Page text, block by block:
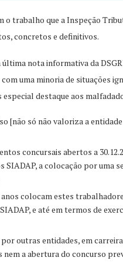
o trabalho que a Inspeção
concretos e definitivos.
nota informativa da
uma minoria de situações
destaque aos
[não só não valoriza a
concursais abertos a
a colocação por uma
colocam estes
e até em termos de
outras entidades, em
nem a abertura do concurso